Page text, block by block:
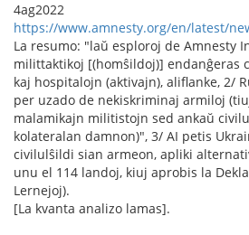
4ag2022
https://www.amnesty.org/en/latest/
La resumo: "laŭ esploroj de Amnesty
milittaktikoj [(homŝildoj)] endanĝeras
kaj hospitalojn (aktivajn), aliflanke, 2/
per uzado de nekiskriminaj armiloj
malamikajn militistojn sed ankaŭ
kolateralan damnon)", 3/ AI petis
civilulŝildi sian armeon, apliki
unu el 114 landoj, kiuj aprobis la
Lernejoj).
[La kvanta analizo lamas].